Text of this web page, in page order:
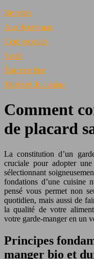
Recettes
Aux fourneaux
Coté produits
Santé
Épicerie fine
Matériel de cuisine
Comment
de placard
La constitution d’un garde-manger sain et naturel est une étape
cruciale pour adopter
sélectionnant
fondations d’une cuisine
pensé vous permet non
quotidien, mais aussi de
la qualité de votre
votre garde-manger en un
Principes
manger bio et